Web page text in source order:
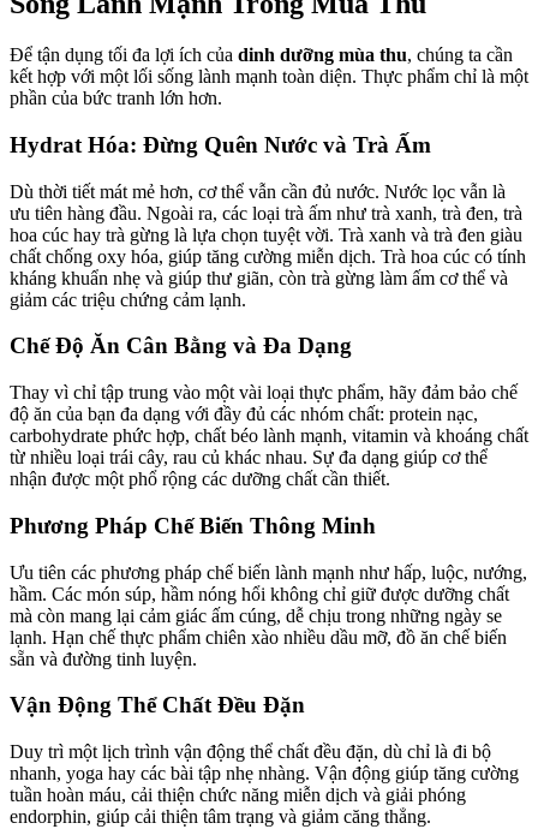
Để tận dụng tối đa lợi ích của dinh dưỡng mùa thu, chúng ta cần
kết hợp với một lối sống lành mạnh toàn diện. Thực phẩm chỉ là một
phần của bức tranh lớn hơn.
Hydrat Hóa: Đừng Quên Nước và Trà Ấm
Dù thời tiết mát mẻ hơn, cơ thể vẫn cần đủ nước. Nước lọc vẫn là
ưu tiên hàng đầu. Ngoài ra, các loại trà ấm như trà xanh, trà đen, trà
hoa cúc hay trà gừng là lựa chọn tuyệt vời. Trà xanh và trà đen giàu
chất chống oxy hóa, giúp tăng cường miễn dịch. Trà hoa cúc có tính
kháng khuẩn nhẹ và giúp thư giãn, còn trà gừng làm ấm cơ thể và
giảm các triệu chứng cảm lạnh.
Chế Độ Ăn Cân Bằng và Đa Dạng
Thay vì chỉ tập trung vào một vài loại thực phẩm, hãy đảm bảo chế
độ ăn của bạn đa dạng với đầy đủ các nhóm chất: protein nạc,
carbohydrate phức hợp, chất béo lành mạnh, vitamin và khoáng chất
từ nhiều loại trái cây, rau củ khác nhau. Sự đa dạng giúp cơ thể
nhận được một phổ rộng các dưỡng chất cần thiết.
Phương Pháp Chế Biến Thông Minh
Ưu tiên các phương pháp chế biến lành mạnh như hấp, luộc, nướng,
hầm. Các món súp, hầm nóng hổi không chỉ giữ được dưỡng chất
mà còn mang lại cảm giác ấm cúng, dễ chịu trong những ngày se
lạnh. Hạn chế thực phẩm chiên xào nhiều dầu mỡ, đồ ăn chế biến
sẵn và đường tinh luyện.
Vận Động Thể Chất Đều Đặn
Duy trì một lịch trình vận động thể chất đều đặn, dù chỉ là đi bộ
nhanh, yoga hay các bài tập nhẹ nhàng. Vận động giúp tăng cường
tuần hoàn máu, cải thiện chức năng miễn dịch và giải phóng
endorphin, giúp cải thiện tâm trạng và giảm căng thẳng.